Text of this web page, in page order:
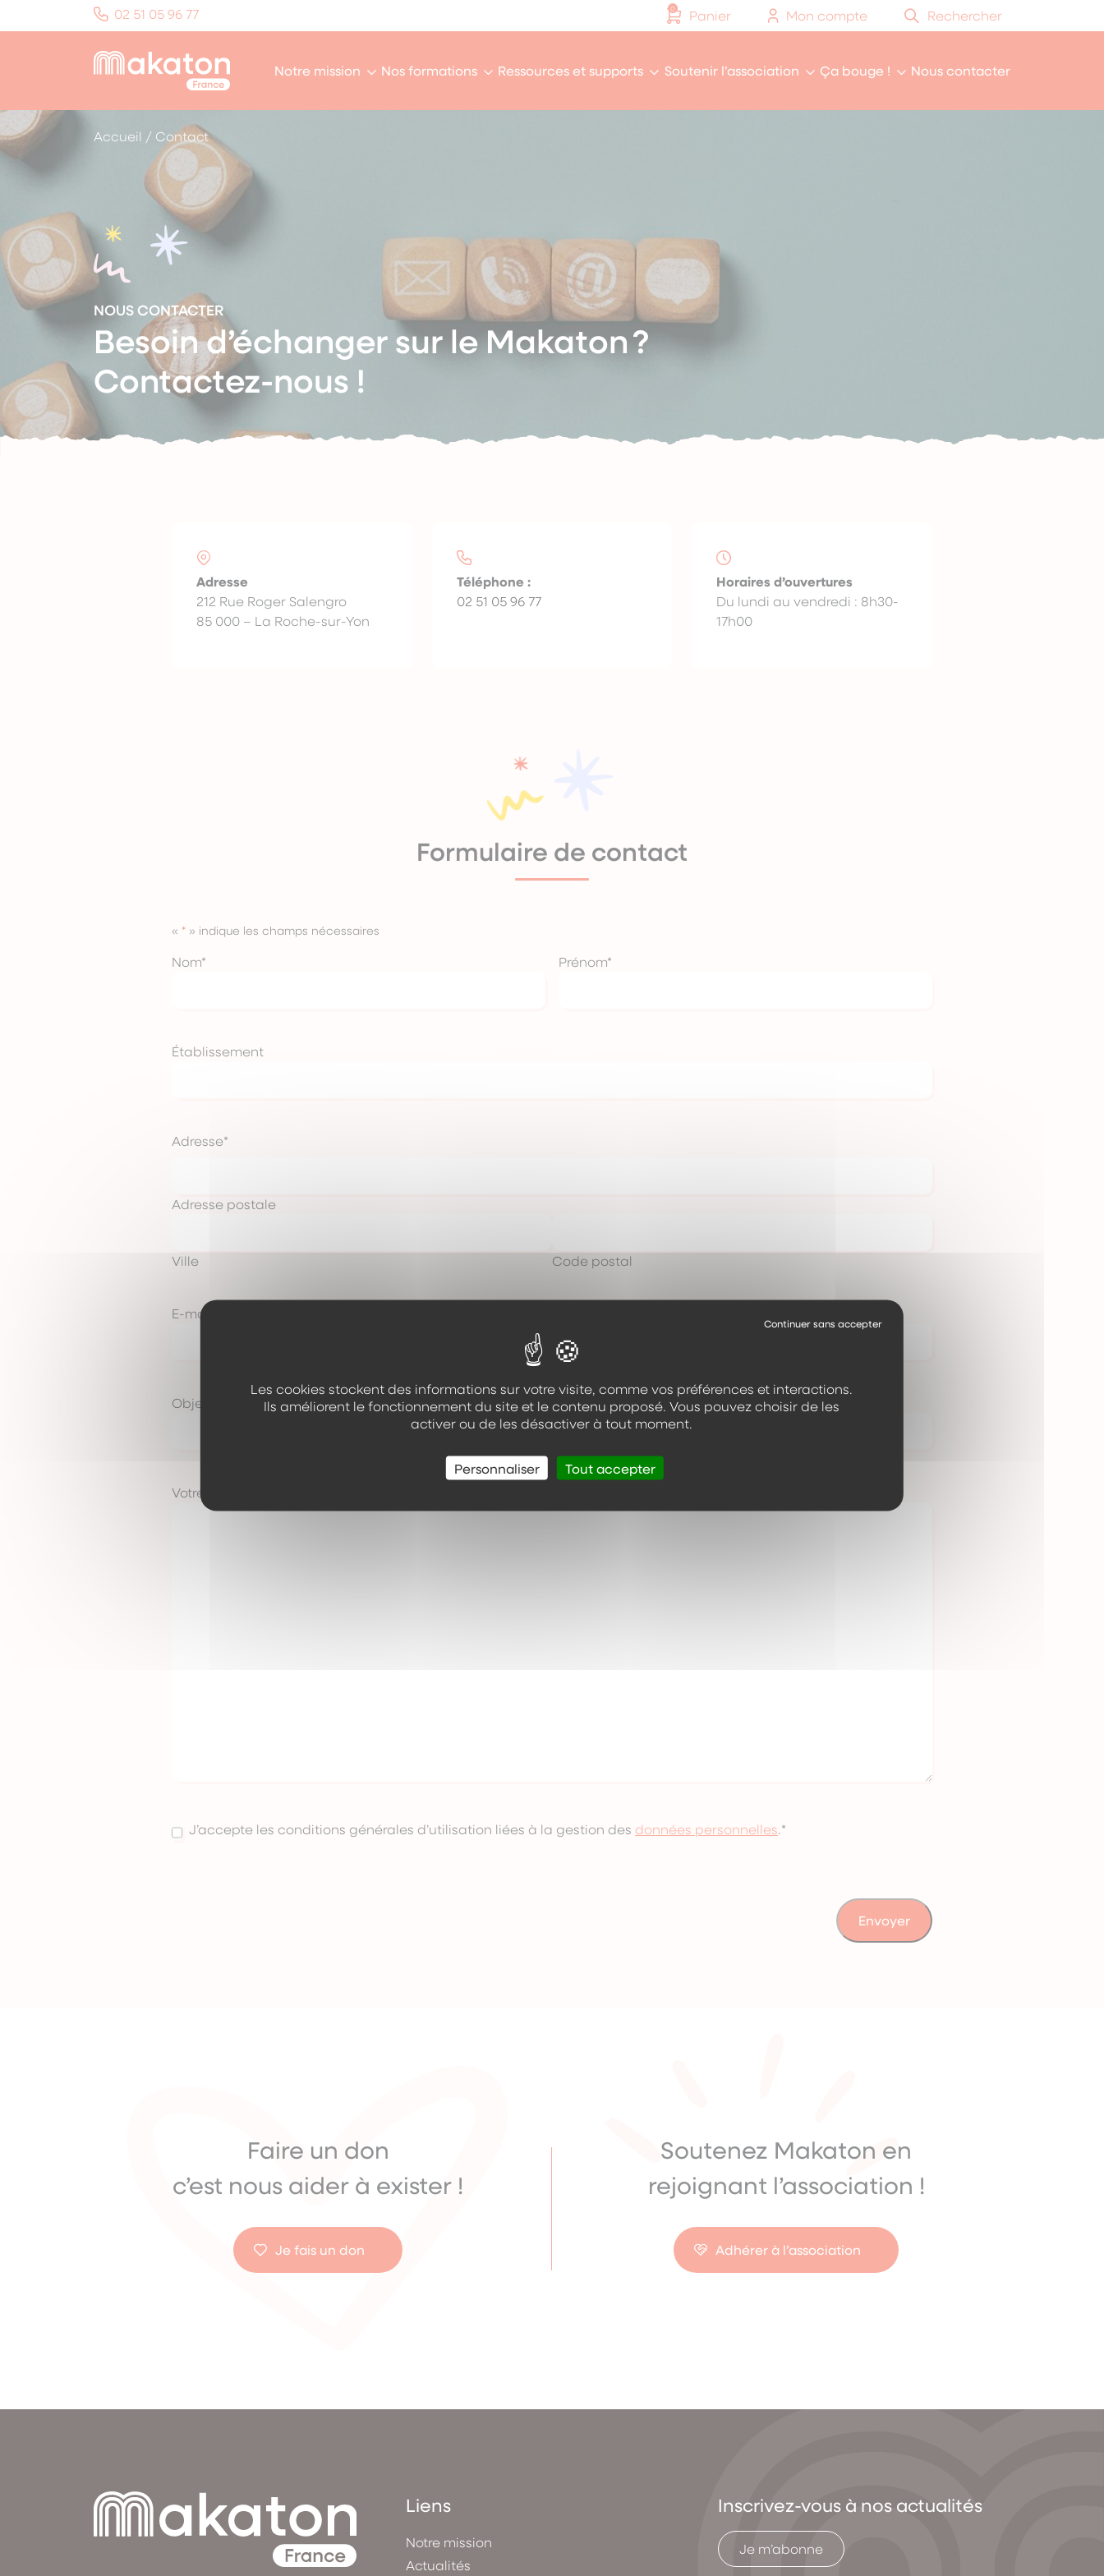
02 51 05 96 77 0 Panier Mon compte Rechercher
Notre mission Nos formations Ressources et supports Soutenir l’association Ça bouge ! Nous contacter
Accueil / Contact
NOUS CONTACTER
Besoin d’échanger sur le Makaton ?
Contactez-nous !
Adresse
212 Rue Roger Salengro
85 000 – La Roche-sur-Yon
Téléphone :
02 51 05 96 77
Horaires d’ouvertures
Du lundi au vendredi : 8h30-
17h00
Formulaire de contact
« * » indique les champs nécessaires
Nom* Prénom*
Établissement
Adresse*
Adresse postale
Ville Code postal
E-mail
Objet du message*
Votre message
RGPD*
J’accepte les conditions générales d’utilisation liées à la gestion des données personnelles.*
Faire un don
c’est nous aider à exister !
Je fais un don
Soutenez Makaton en
rejoignant l’association !
Adhérer à l’association
Liens
Notre mission
Actualités
Inscrivez-vous à nos actualités
Je m’abonne
Panneau de gestion des cookies
Les cookies stockent des informations sur votre visite, comme vos préférences et interactions.
Ils améliorent le fonctionnement du site et le contenu proposé. Vous pouvez choisir de les
activer ou de les désactiver à tout moment.
Tout accepter
Personnaliser